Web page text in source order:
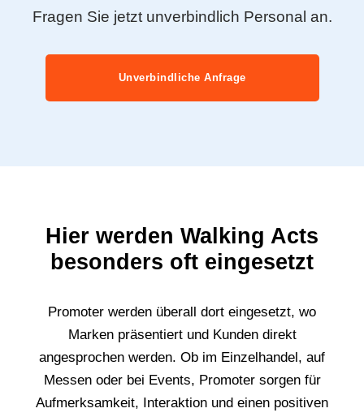
Fragen Sie jetzt unverbindlich Personal an.
Unverbindliche Anfrage
Hier werden Walking Acts
besonders oft eingesetzt
Promoter werden überall dort eingesetzt, wo
Marken präsentiert und Kunden direkt
angesprochen werden. Ob im Einzelhandel, auf
Messen oder bei Events, Promoter sorgen für
Aufmerksamkeit, Interaktion und einen positiven